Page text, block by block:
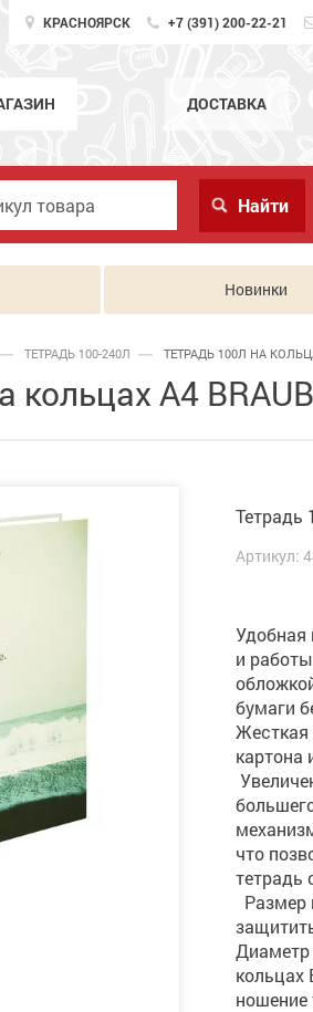
КРАСНОЯРСК +7 (391) 200-22-21
ДОСТАВКА
Новинки
ТЕТРАДЬ 100-240Л ТЕТРАДЬ 100Л НА
кольцах А4
Тетрадь
Артикул:
Удобная
и
бумаги
Жесткая
что
Размер
кольцах
ношение